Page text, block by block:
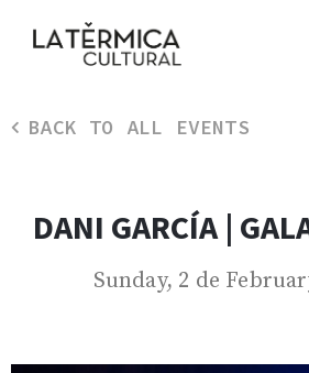
BACK TO ALL EVENTS
DANI GARCÍA |
Sunday, 2 de